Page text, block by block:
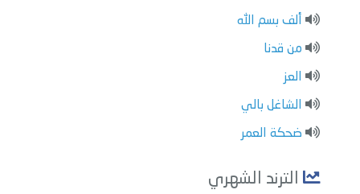
ألف بسم الله
من قدنا
العز
الشاغل بالي
ضحكة العمر
الترند الشهري